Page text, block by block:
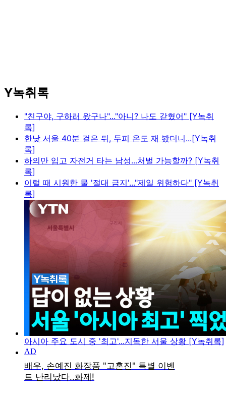
Y녹취록
"친구야, 구하러 왔구나"..."아니? 나도 갇혔어" [Y녹취
록]
한낮 서울 40분 걸은 뒤, 두피 온도 재 봤더니...[Y녹취
록]
하의만 입고 자전거 타는 남성...처벌 가능할까? [Y녹취
록]
이럴 때 시원한 물 '절대 금지'..."제일 위험하다" [Y녹취
록]
아시아 주요 도시 중 '최고'...지독한 서울 상황 [Y녹취록]